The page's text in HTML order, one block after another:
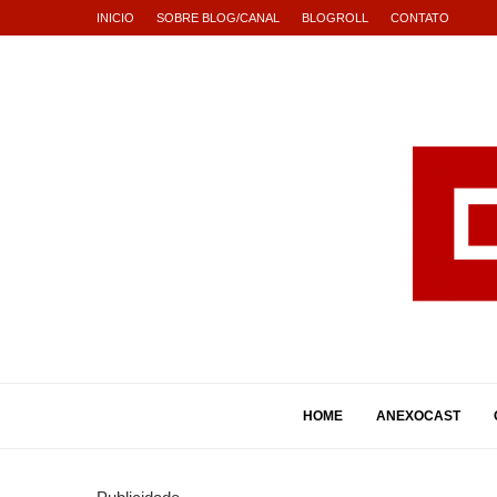
INICIO SOBRE BLOG/CANAL BLOGROLL CONTATO
HOME ANEXOCAST